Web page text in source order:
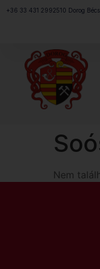
+36 33 431 2992510 Dorog
Nem